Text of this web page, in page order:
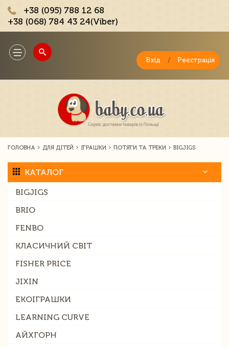
+38 (095) 788 12 68
+38 (068) 784 43 24(Viber)
Toggle
navigation
Вхід / Реєстрація
ГОЛОВНА ДЛЯ ДІТЕЙ ІГРАШКИ ПОТЯГИ ТА ТРЕКИ BIGJIGS
КАТАЛОГ
BIGJIGS
BRIO
FENBO
КЛАСИЧНИЙ СВІТ
FISHER PRICE
JIXIN
ЕКОІГРАШКИ
LEARNING CURVE
АЙХГОРН